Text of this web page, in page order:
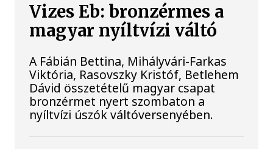
Vizes Eb: bronzérmes a
magyar nyíltvízi váltó
A Fábián Bettina, Mihályvári-Farkas
Viktória, Rasovszky Kristóf, Betlehem
Dávid összetételű magyar csapat
bronzérmet nyert szombaton a
nyíltvízi úszók váltóversenyében.